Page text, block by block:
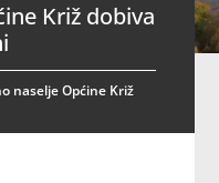
Križ dobiva
naselje Općine Križ